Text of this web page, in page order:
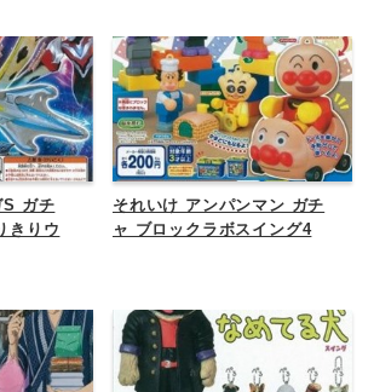
S ガチ
きりウ
それいけ アンパンマン ガチ
ャ ブロックラボスイング4